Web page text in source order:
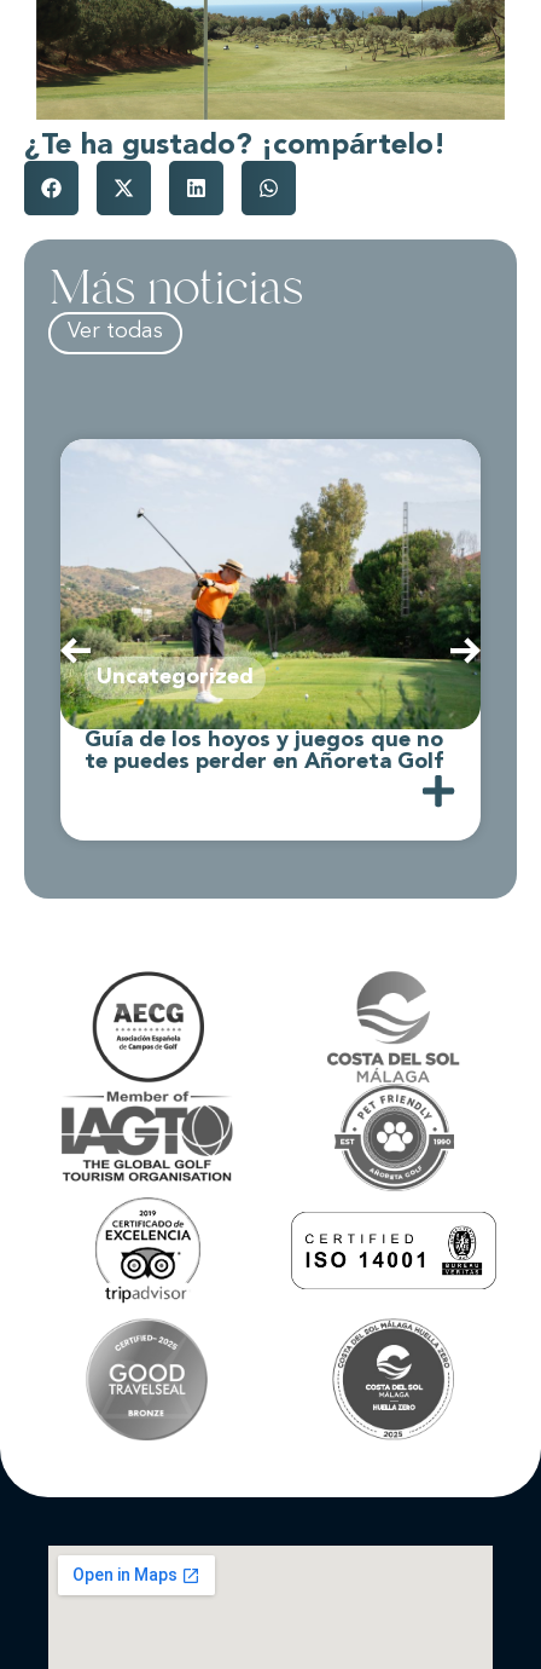
¿Te ha gustado? ¡compártelo!
Más noticias
Ver todas
Uncategorized
Guía de los hoyos y juegos que no
te puedes perder en Añoreta Golf